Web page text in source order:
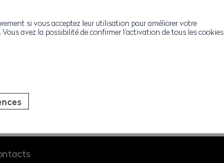
si vous acceptez leur utilisation pour améliorer votre
avez la possibilité de confirmer l’activation de tous les cookies